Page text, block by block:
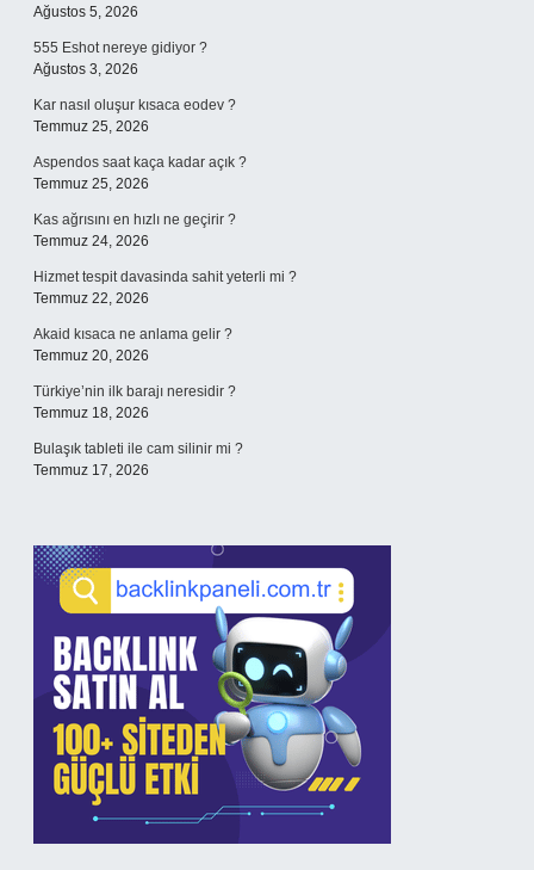
Ağustos 5, 2026
555 Eshot nereye gidiyor ?
Ağustos 3, 2026
Kar nasıl oluşur kısaca eodev ?
Temmuz 25, 2026
Aspendos saat kaça kadar açık ?
Temmuz 25, 2026
Kas ağrısını en hızlı ne geçirir ?
Temmuz 24, 2026
Hizmet tespit davasinda sahit yeterli mi ?
Temmuz 22, 2026
Akaid kısaca ne anlama gelir ?
Temmuz 20, 2026
Türkiye’nin ilk barajı neresidir ?
Temmuz 18, 2026
Bulaşık tableti ile cam silinir mi ?
Temmuz 17, 2026